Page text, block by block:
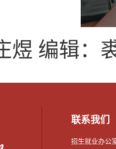
煜 编辑：
联系我们
招生就业办公